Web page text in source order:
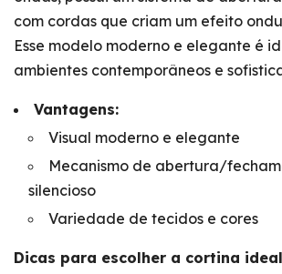
com cordas que criam um efeito
Esse modelo moderno e elegante é
ambientes contemporâneos e
Vantagens:
Visual moderno e elegante
Mecanismo de abertura/
silencioso
Variedade de tecidos e cores
Dicas para escolher a cortina